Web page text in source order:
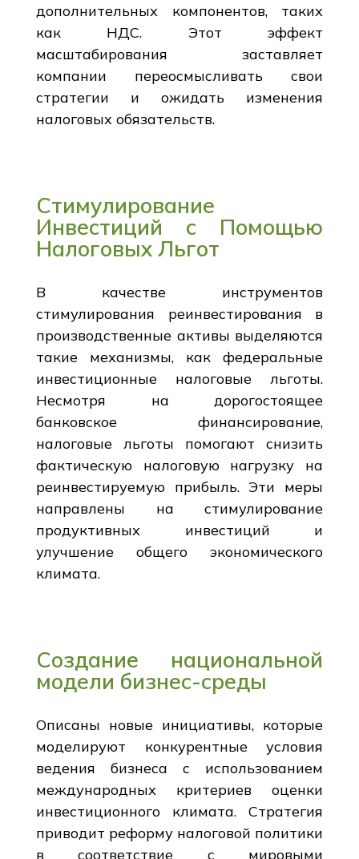
дополнительных компонентов, таких
как НДС. Этот эффект
масштабирования заставляет
компании переосмысливать свои
стратегии и ожидать изменения
налоговых обязательств.
Стимулирование
Инвестиций с Помощью
Налоговых Льгот
В качестве инструментов
стимулирования реинвестирования в
производственные активы выделяются
такие механизмы, как федеральные
инвестиционные налоговые льготы.
Несмотря на дорогостоящее
банковское финансирование,
налоговые льготы помогают снизить
фактическую налоговую нагрузку на
реинвестируемую прибыль. Эти меры
направлены на стимулирование
продуктивных инвестиций и
улучшение общего экономического
климата.
Создание национальной
модели бизнес-среды
Описаны новые инициативы, которые
моделируют конкурентные условия
ведения бизнеса с использованием
международных критериев оценки
инвестиционного климата. Стратегия
приводит реформу налоговой политики
в соответствие с мировыми